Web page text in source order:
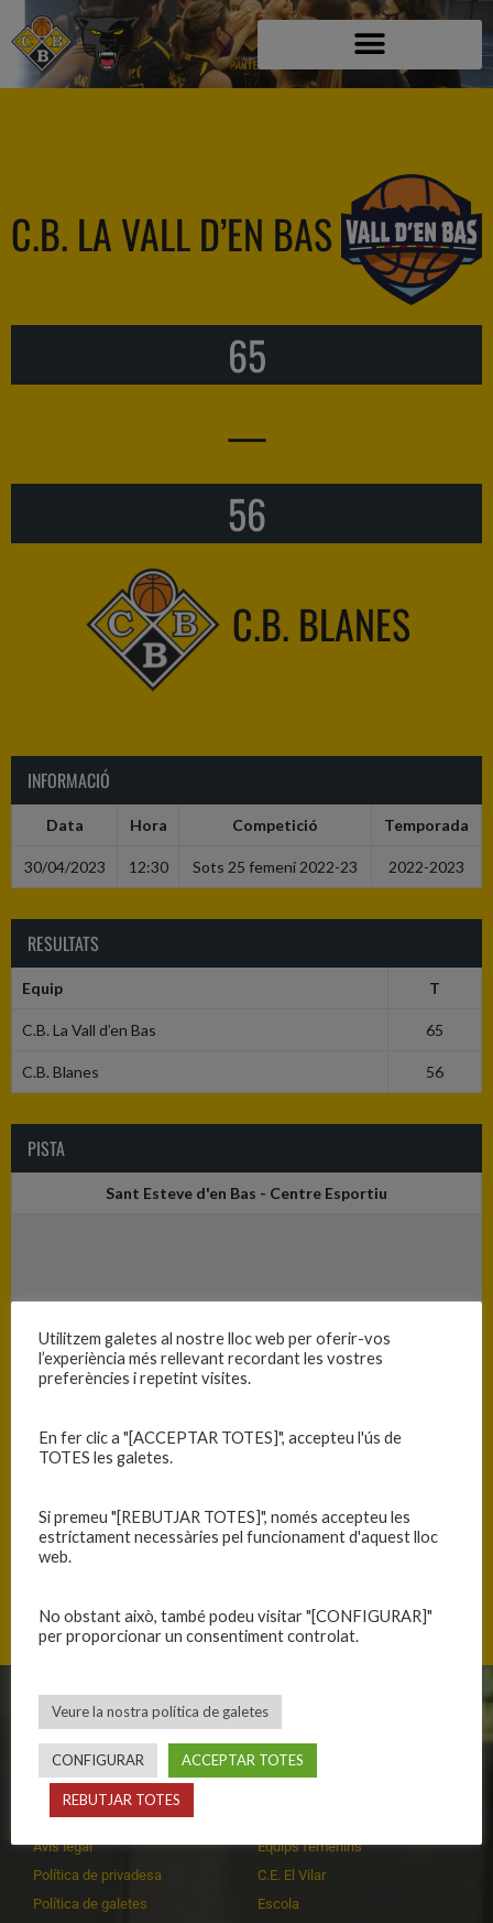
C.B. LA VALL D’EN BAS
65
—
56
C.B. BLANES
INFORMACIÓ
Data Hora Competició Temporada
30/04/2023 12:30 Sots 25 femení 2022-23 2022-2023
RESULTATS
Equip T
C.B. La Vall d’en Bas 65
C.B. Blanes 56
PISTA
Sant Esteve d'en Bas - Centre Esportiu
CLUB
Història
Publicacions
Avís legal
Política de privadesa
Política de galetes
EQUIPS
Primer equip masculí
Equips femenins
C.E. El Vilar
Escola
Utilitzem galetes al nostre lloc web per oferir-vos
l’experiència més rellevant recordant les vostres
preferències i repetint visites.
En fer clic a "[ACCEPTAR TOTES]", accepteu l'ús de
TOTES les galetes.
Si premeu "[REBUTJAR TOTES]", només accepteu les
estrictament necessàries pel funcionament d'aquest lloc
web.
No obstant això, també podeu visitar "[CONFIGURAR]"
per proporcionar un consentiment controlat.
Veure la nostra política de galetes
CONFIGURAR ACCEPTAR TOTES
REBUTJAR TOTES